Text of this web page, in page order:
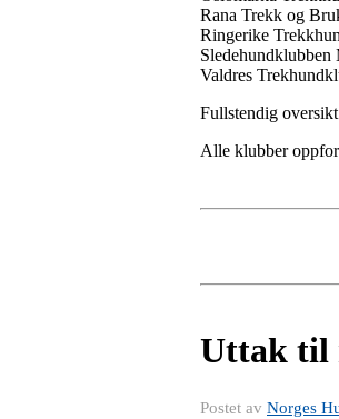
Rana Trekk og
Ringerike
Sledehundklubben
Valdres
Fullstendig
Alle klubber
Uttak til
Postet av Norges